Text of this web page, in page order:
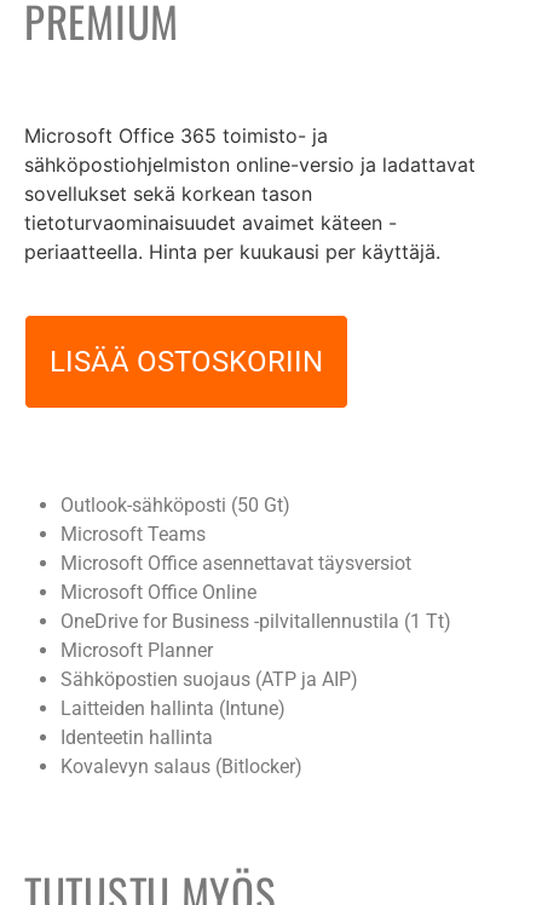
PREMIUM
Microsoft Office 365 toimisto- ja
sähköpostiohjelmiston online-versio ja ladattavat
sovellukset sekä korkean tason
tietoturvaominaisuudet avaimet käteen -
periaatteella. Hinta per kuukausi per käyttäjä.
LISÄÄ OSTOSKORIIN
Outlook-sähköposti (50 Gt)
Microsoft Teams
Microsoft Office asennettavat täysversiot
Microsoft Office Online
OneDrive for Business -pilvitallennustila (1 Tt)
Microsoft Planner
Sähköpostien suojaus (ATP ja AIP)
Laitteiden hallinta (Intune)
Identeetin hallinta
Kovalevyn salaus (Bitlocker)